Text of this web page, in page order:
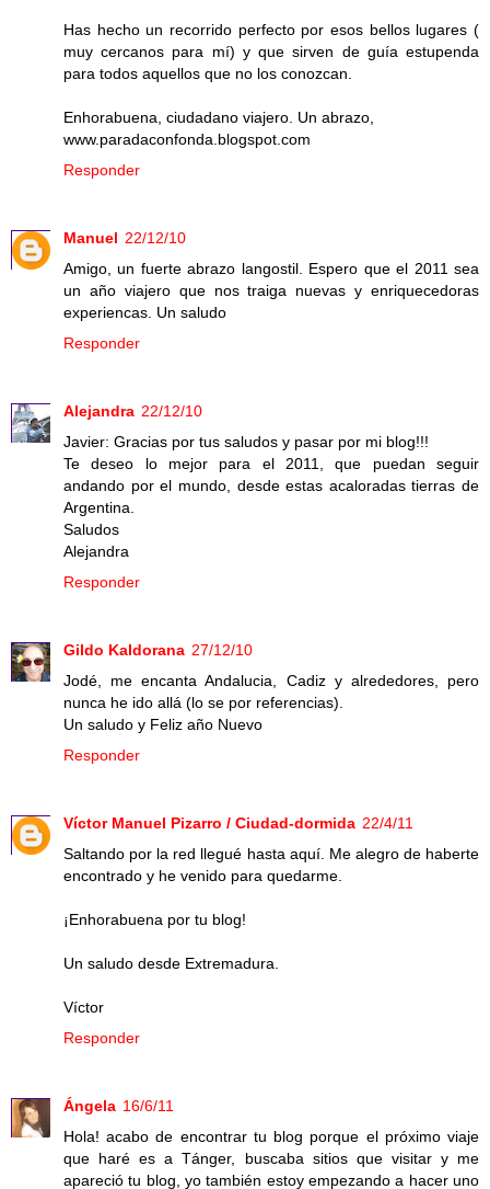
Has hecho un recorrido perfecto por esos bellos lugares (
muy cercanos para mí) y que sirven de guía estupenda
para todos aquellos que no los conozcan.
Enhorabuena, ciudadano viajero. Un abrazo,
www.paradaconfonda.blogspot.com
Responder
Manuel 22/12/10
Amigo, un fuerte abrazo langostil. Espero que el 2011 sea
un año viajero que nos traiga nuevas y enriquecedoras
experiencas. Un saludo
Responder
Alejandra 22/12/10
Javier: Gracias por tus saludos y pasar por mi blog!!!
Te deseo lo mejor para el 2011, que puedan seguir
andando por el mundo, desde estas acaloradas tierras de
Argentina.
Saludos
Alejandra
Responder
Gildo Kaldorana 27/12/10
Jodé, me encanta Andalucia, Cadiz y alrededores, pero
nunca he ido allá (lo se por referencias).
Un saludo y Feliz año Nuevo
Responder
Víctor Manuel Pizarro / Ciudad-dormida 22/4/11
Saltando por la red llegué hasta aquí. Me alegro de haberte
encontrado y he venido para quedarme.
¡Enhorabuena por tu blog!
Un saludo desde Extremadura.
Víctor
Responder
Ángela 16/6/11
Hola! acabo de encontrar tu blog porque el próximo viaje
que haré es a Tánger, buscaba sitios que visitar y me
apareció tu blog, yo también estoy empezando a hacer uno